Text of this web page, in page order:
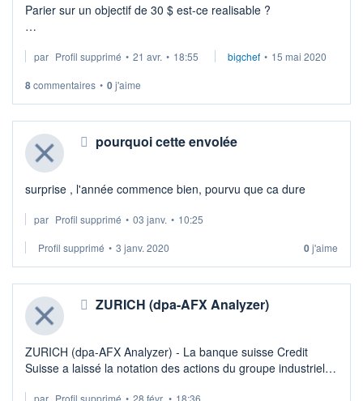
Parier sur un objectif de 30 $ est-ce realisable ?
par Profil supprimé • 21 avr. • 18:55 bigchef • 15 mai 2020
8commentaires • 0j'aime
pourquoi cette envolée
surprise , l'année commence bien, pourvu que ca dure
par Profil supprimé • 03 janv. • 10:25
Profil supprimé • 3 janv. 2020 0j'aime
ZURICH (dpa-AFX Analyzer)
ZURICH (dpa-AFX Analyzer) - La banque suisse Credit
Suisse a laissé la notation des actions du groupe industriel
par Profil supprimé • 28 févr. • 18:36